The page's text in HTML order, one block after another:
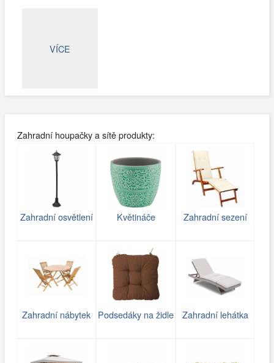
VÍCE
Zahradní houpačky a sítě produkty:
Zahradní osvětlení Květináče Zahradní sezení
Zahradní nábytek Podsedáky na židle Zahradní lehátka